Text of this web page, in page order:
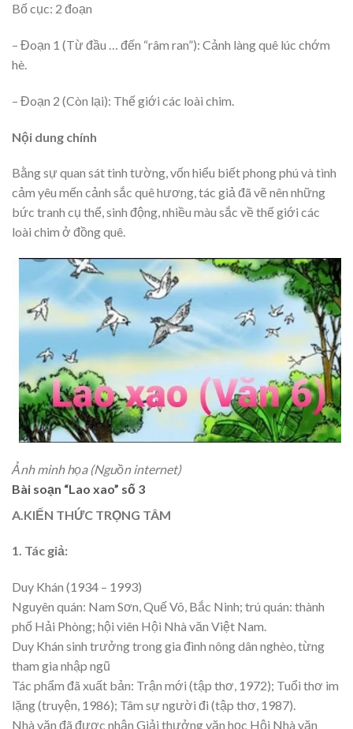
Bố cục: 2 đoạn
– Đoạn 1 (Từ đầu … đến “râm ran”): Cảnh làng quê lúc chớm
hè.
– Đoạn 2 (Còn lại): Thế giới các loài chim.
Nội dung chính
Bằng sự quan sát tinh tường, vốn hiểu biết phong phú và tình
cảm yêu mến cảnh sắc quê hương, tác giả đã vẽ nên những
bức tranh cụ thể, sinh động, nhiều màu sắc về thế giới các
loài chim ở đồng quê.
Ảnh minh họa (Nguồn internet)
Bài soạn “Lao xao” số 3
A.KIẾN THỨC TRỌNG TÂM
1. Tác giả:
Duy Khán (1934 – 1993)
Nguyên quán: Nam Sơn, Quế Võ, Bắc Ninh; trú quán: thành
phố Hải Phòng; hội viên Hội Nhà văn Việt Nam.
Duy Khán sinh trưởng trong gia đình nông dân nghèo, từng
tham gia nhập ngũ
Tác phẩm đã xuất bản: Trận mới (tập thơ, 1972); Tuổi thơ im
lặng (truyện, 1986); Tâm sự người đi (tập thơ, 1987).
Nhà văn đã được nhận Giải thưởng văn học Hội Nhà văn